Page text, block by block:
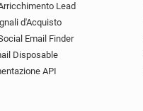
Lead
d'Acquisto
Email Finder
Disposable
API